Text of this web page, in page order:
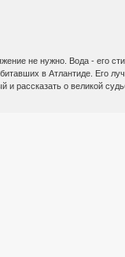
не нужно. Вода - его
в Атлантиде. Его
рассказать о великой